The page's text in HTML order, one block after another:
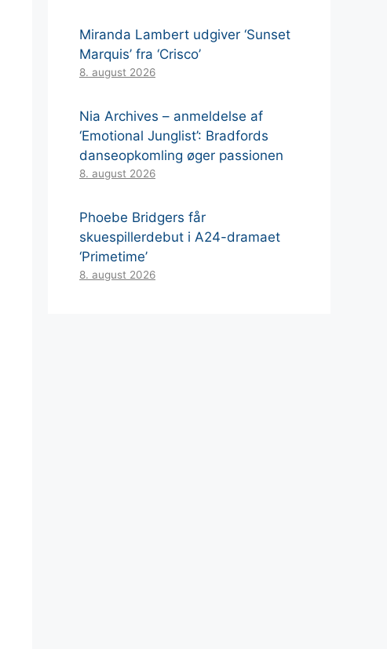
Miranda Lambert udgiver ‘Sunset
Marquis’ fra ‘Crisco’
8. august 2026
Nia Archives – anmeldelse af
‘Emotional Junglist’: Bradfords
danseopkomling øger passionen
8. august 2026
Phoebe Bridgers får
skuespillerdebut i A24-dramaet
‘Primetime’
8. august 2026